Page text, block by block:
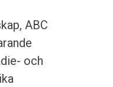
ABC
och